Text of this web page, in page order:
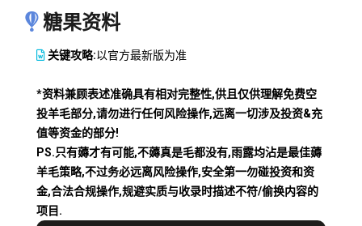
糖果资料
关键攻略:以官方最新版为准
*资料兼顾表述准确具有相对完整性,供且仅供理解免费空
投羊毛部分,请勿进行任何风险操作,远离一切涉及投资&充
值等资金的部分!
PS.只有薅才有可能,不薅真是毛都没有,雨露均沾是最佳薅
羊毛策略,不过务必远离风险操作,安全第一勿碰投资和资
金,合法合规操作,规避实质与收录时描述不符/偷换内容的
项目.